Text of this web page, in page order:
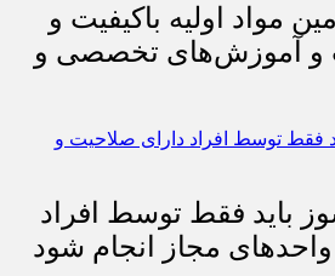
مواد اولیه باکیفیت و
و آموزش‌های تخصصی و
باید فقط توسط افراد
مجاز انجام شود